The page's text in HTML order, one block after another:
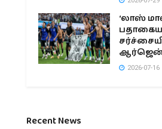
‘லாஸ்
2026-07-16
Recent News